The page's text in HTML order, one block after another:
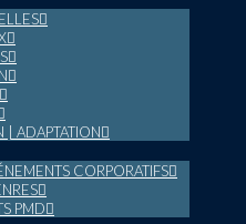
| ADAPTATION
CORPORATIFS
PMD